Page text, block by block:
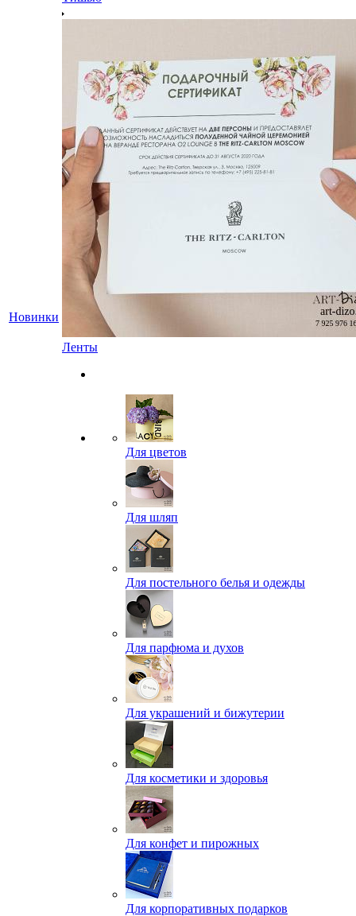
Новинки
Ленты
Для цветов
Для шляп
Для постельного белья и одежды
Для парфюма и духов
Для украшений и бижутерии
Для косметики и здоровья
Для конфет и пирожных
Для корпоративных подарков